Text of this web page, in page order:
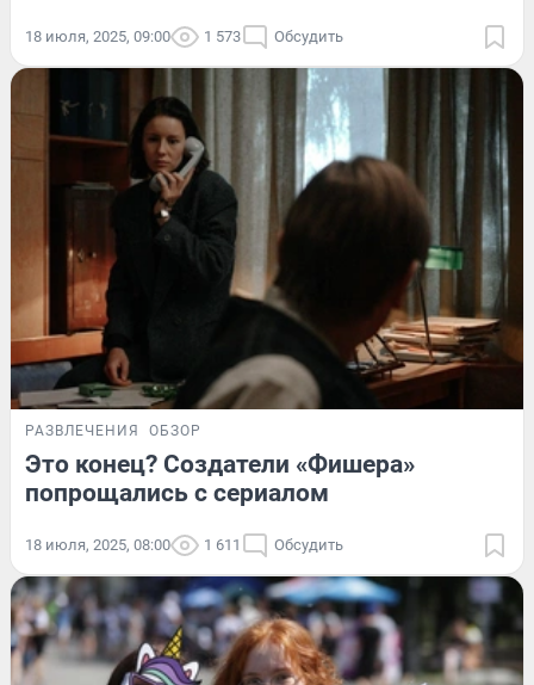
18 июля, 2025, 09:00 1 573 Обсудить
РАЗВЛЕЧЕНИЯ ОБЗОР
Это конец? Создатели «Фишера»
попрощались с сериалом
18 июля, 2025, 08:00 1 611 Обсудить